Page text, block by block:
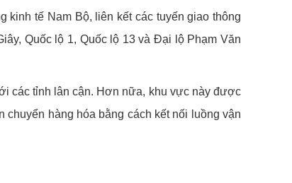
tế Nam Bộ, liên kết các tuyến giao thông
Quốc lộ 1, Quốc lộ 13 và Đại lộ Phạm Văn
các tỉnh lân cận. Hơn nữa, khu vực này được
hàng hóa bằng cách kết nối luồng vận